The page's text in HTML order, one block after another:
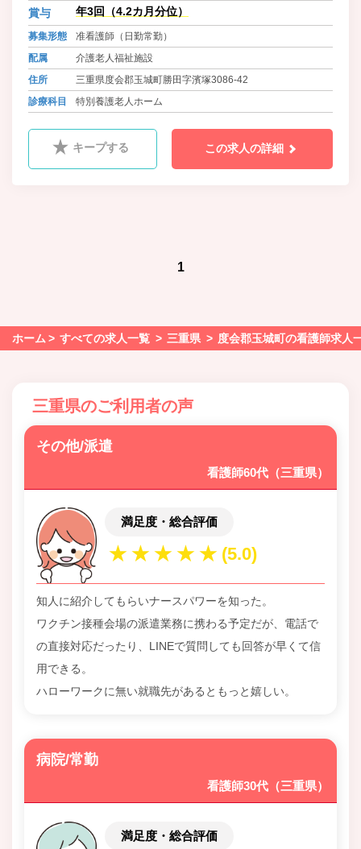
賞与 年3回（4.2カ月分位）
募集形態
准看護師（日勤常勤）
配属
介護老人福祉施設
住所
三重県度会郡玉城町勝田字濱塚3086-42
診療科目
特別養護老人ホーム
キープする この求人の詳細
1
ホーム すべての求人一覧 三重県 度会郡玉城町の看護師求人
三重県のご利用者の声
その他/派遣
看護師60代（三重県）
満足度・総合評価
知人に紹介してもらいナースパワーを知った。
ワクチン接種会場の派遣業務に携わる予定だが、電話で
の直接対応だったり、LINEで質問しても回答が早くて信
用できる。
ハローワークに無い就職先があるともっと嬉しい。
病院/常勤
看護師30代（三重県）
満足度・総合評価